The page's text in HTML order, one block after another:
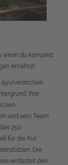
wenn du komplett
ernährst.
ayurvedischen
Ihre
und sein Team
250
für die Kur
Die
entlastet den